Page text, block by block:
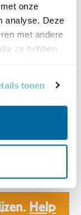
onze
analyse. Deze
met andere
ze hebben
tonen
10:44 |
Help